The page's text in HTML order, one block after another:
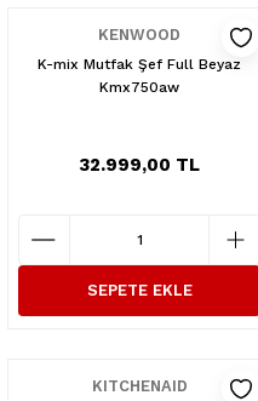
KENWOOD
K-mix Mutfak Şef Full Beyaz
Kmx750aw
32.999,00 TL
SEPETE EKLE
KITCHENAID